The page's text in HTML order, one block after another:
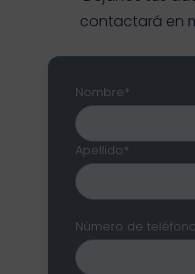
contactará en
Nombre*
Apellido*
Número de